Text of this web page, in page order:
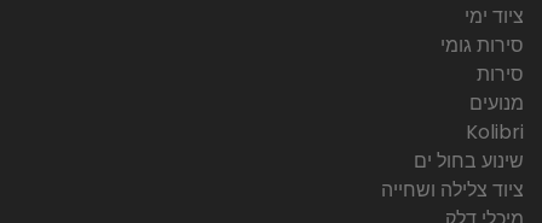
ציוד ימי
סירות גומי
סירות
מנועים
Kolibri
שינוע בחול ים
ציוד צלילה ושחייה